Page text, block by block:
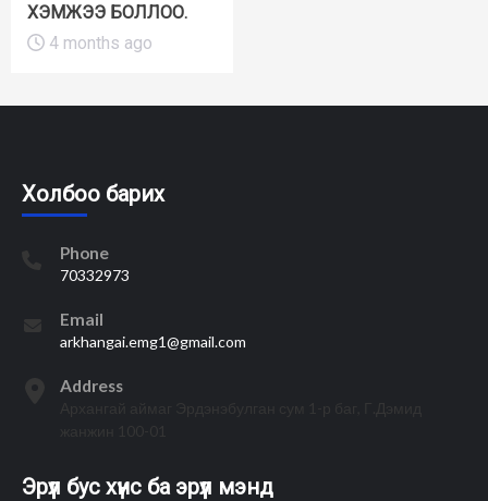
ХЭМЖЭЭ БОЛЛОО.
4 months ago
Холбоо барих
Phone
70332973
Email
arkhangai.emg1@gmail.com
Address
Эрүүл бус хүнс ба эрүүл мэнд